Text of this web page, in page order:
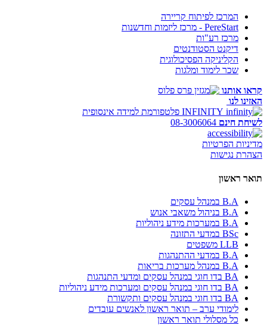
המרכז לפיתוח קריירה
PereStart - מרכז ליזמות וחדשנות
מרכז רע"ות
דיקנט הסטודנטים
הקליניקה הפסיכולוגית
שכר לימוד ומלגות
קראו אותנו
האזינו לנו
INFINITY פלטפורמת למידה אינסופית
לשיחת חינם 08-3006064
מדיניות הפרטיות
הצהרת נגישות
תואר ראשון
B.A במנהל עסקים
B.A בניהול משאבי אנוש
B.A במערכות מידע ניהוליות
BSc במדעי התזונה
LLB משפטים
B.A במדעי ההתנהגות
B.A במנהל מערכות בריאות
BA בדו חוגי במנהל עסקים ומדעי התנהגות
BA בדו חוגי במנהל עסקים ומערכות מידע ניהוליות
BA בדו חוגי במנהל עסקים ותקשורת
לימודי ערב – תואר ראשון לאנשים עובדים
כל מסלולי תואר ראשון